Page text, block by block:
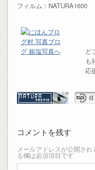
フィルム：NATURA1600
ど
も
応
コメントを残す
メールアドレスが公開され
る欄は必須項目です